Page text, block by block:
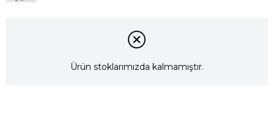
Ürün stoklarımızda kalmamıştır.